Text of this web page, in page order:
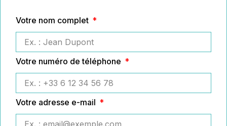
Votre nom complet
Votre numéro de téléphone
Votre adresse e-mail